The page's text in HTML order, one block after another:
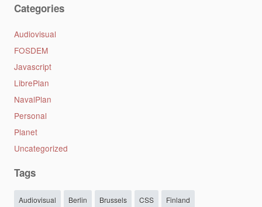
Categories
Audiovisual
FOSDEM
Javascript
LibrePlan
NavalPlan
Personal
Planet
Uncategorized
Tags
Audiovisual Berlin Brussels CSS Finland